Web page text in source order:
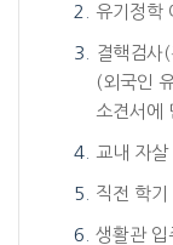
유기정학
결핵검사
(외국인
소견서에
교내 자
직전 학
생활관 입